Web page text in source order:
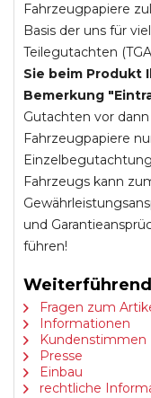
Fahrzeugpapiere
Basis der uns für
Teilegutachten
Sie beim Produkt
Bemerkung
Gutachten vor
Fahrzeugpapiere
Fahrzeugs kann
und
führen!
Fragen zum
Informationen
Kundenstimmen
Presse
Einbau
rechtliche